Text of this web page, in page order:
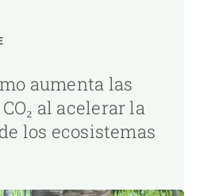
aumenta las
al acelerar la
los ecosistemas